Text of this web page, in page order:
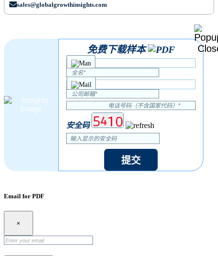
sales@globalgrowthinsights.com
免费下载样本
安全码
提交
Email for PDF
×